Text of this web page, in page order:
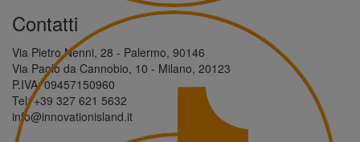
Contatti
Via Pietro Nenni, 28 - Palermo, 90146
Via Paolo da Cannobio, 10 - Milano, 20123
P.IVA: 09457150960
Tel: +39 327 621 5632
info@innovationisland.it